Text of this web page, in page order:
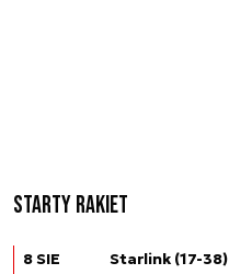
Starty rakiet
8 SIE
Starlink (17-38)